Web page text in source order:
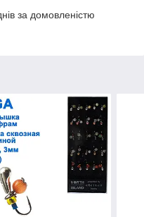
за домовленістю